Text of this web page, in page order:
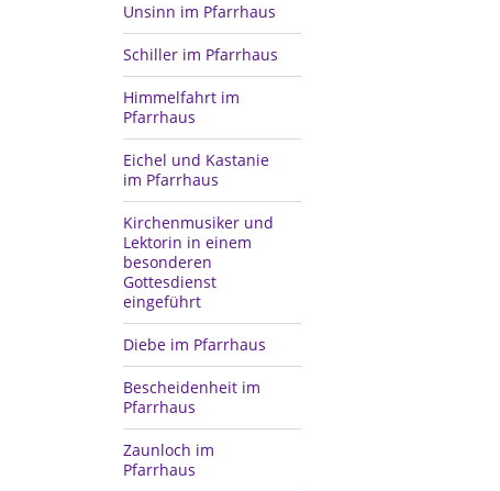
Unsinn im Pfarrhaus
Schiller im Pfarrhaus
Himmelfahrt im
Pfarrhaus
Eichel und Kastanie
im Pfarrhaus
Kirchenmusiker und
Lektorin in einem
besonderen
Gottesdienst
eingeführt
Diebe im Pfarrhaus
Bescheidenheit im
Pfarrhaus
Zaunloch im
Pfarrhaus